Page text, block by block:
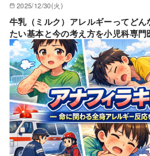
2025/12/30(火)
牛乳（ミルク）アレルギーってど
たい基本と今の考え方を小児科専門